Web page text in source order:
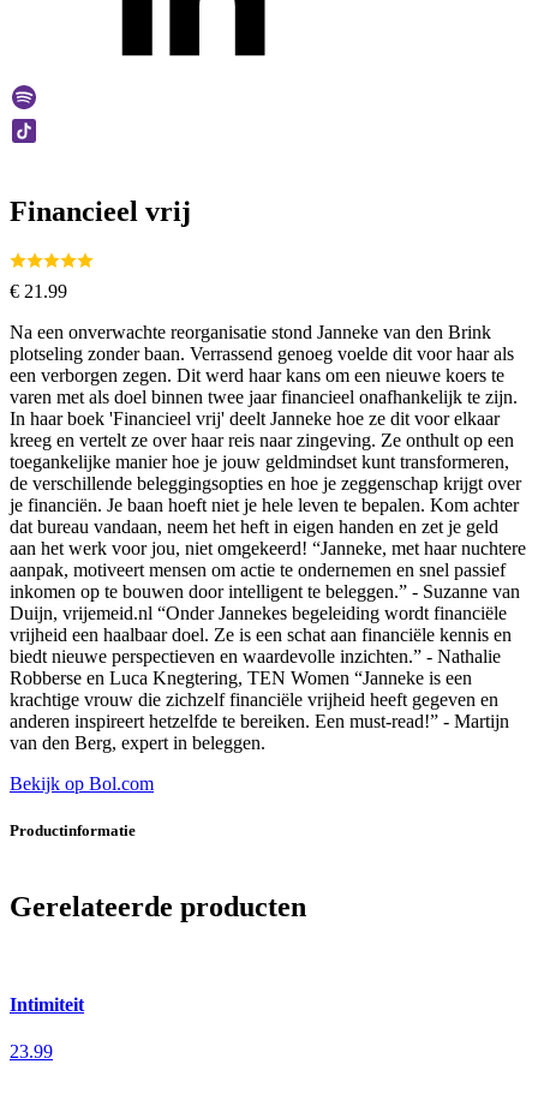
Financieel vrij
€ 21.99
Na een onverwachte reorganisatie stond Janneke van den Brink
plotseling zonder baan. Verrassend genoeg voelde dit voor haar als
een verborgen zegen. Dit werd haar kans om een nieuwe koers te
varen met als doel binnen twee jaar financieel onafhankelijk te zijn.
In haar boek 'Financieel vrij' deelt Janneke hoe ze dit voor elkaar
kreeg en vertelt ze over haar reis naar zingeving. Ze onthult op een
toegankelijke manier hoe je jouw geldmindset kunt transformeren,
de verschillende beleggingsopties en hoe je zeggenschap krijgt over
je financiën. Je baan hoeft niet je hele leven te bepalen. Kom achter
dat bureau vandaan, neem het heft in eigen handen en zet je geld
aan het werk voor jou, niet omgekeerd! “Janneke, met haar nuchtere
aanpak, motiveert mensen om actie te ondernemen en snel passief
inkomen op te bouwen door intelligent te beleggen.” - Suzanne van
Duijn, vrijemeid.nl “Onder Jannekes begeleiding wordt financiële
vrijheid een haalbaar doel. Ze is een schat aan financiële kennis en
biedt nieuwe perspectieven en waardevolle inzichten.” - Nathalie
Robberse en Luca Knegtering, TEN Women “Janneke is een
krachtige vrouw die zichzelf financiële vrijheid heeft gegeven en
anderen inspireert hetzelfde te bereiken. Een must-read!” - Martijn
van den Berg, expert in beleggen.
Bekijk op Bol.com
Productinformatie
Gerelateerde producten
Intimiteit
23.99